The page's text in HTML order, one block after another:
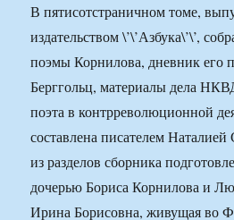
В пятисотстраничном томе,
издательством \’\’Азбука\’\’,
поэмы Корнилова, дневник его
Берггольц, материалы дела
поэта в контрреволюционной
составлена писателем
из разделов сборника
дочерью Бориса Корнилова и
Ирина Борисовна, живущая во